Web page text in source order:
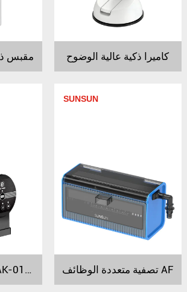
مقبس كاميرا ذكية عالية الوضوح
حوض مغذي ذكي AK-01S AK-02 AK-03
SUNSUN
تصفية متعددة الوظائف AF